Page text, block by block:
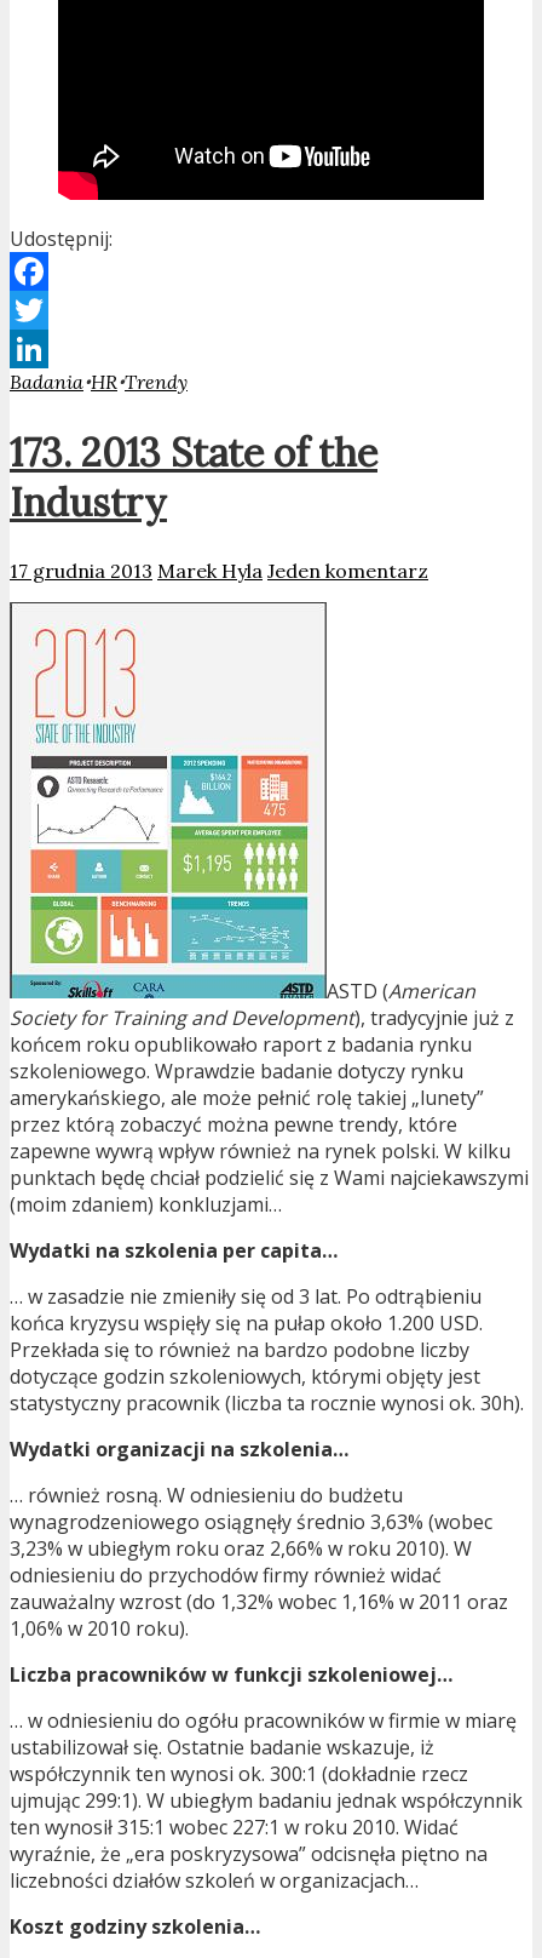
Udostępnij:
Facebook
Twitter
LinkedIn
Badania•HR•Trendy
173. 2013 State of the
Industry
17 grudnia 2013 Marek Hyla Jeden komentarz
ASTD (American
Society for Training and Development), tradycyjnie już z
końcem roku opublikowało raport z badania rynku
szkoleniowego. Wprawdzie badanie dotyczy rynku
amerykańskiego, ale może pełnić rolę takiej „lunety”
przez którą zobaczyć można pewne trendy, które
zapewne wywrą wpływ również na rynek polski. W kilku
punktach będę chciał podzielić się z Wami najciekawszymi
(moim zdaniem) konkluzjami…
Wydatki na szkolenia per capita…
… w zasadzie nie zmieniły się od 3 lat. Po odtrąbieniu
końca kryzysu wspięły się na pułap około 1.200 USD.
Przekłada się to również na bardzo podobne liczby
dotyczące godzin szkoleniowych, którymi objęty jest
statystyczny pracownik (liczba ta rocznie wynosi ok. 30h).
Wydatki organizacji na szkolenia…
… również rosną. W odniesieniu do budżetu
wynagrodzeniowego osiągnęły średnio 3,63% (wobec
3,23% w ubiegłym roku oraz 2,66% w roku 2010). W
odniesieniu do przychodów firmy również widać
zauważalny wzrost (do 1,32% wobec 1,16% w 2011 oraz
1,06% w 2010 roku).
Liczba pracowników w funkcji szkoleniowej…
… w odniesieniu do ogółu pracowników w firmie w miarę
ustabilizował się. Ostatnie badanie wskazuje, iż
współczynnik ten wynosi ok. 300:1 (dokładnie rzecz
ujmując 299:1). W ubiegłym badaniu jednak współczynnik
ten wynosił 315:1 wobec 227:1 w roku 2010. Widać
wyraźnie, że „era poskryzysowa” odcisnęła piętno na
liczebności działów szkoleń w organizacjach…
Koszt godziny szkolenia…